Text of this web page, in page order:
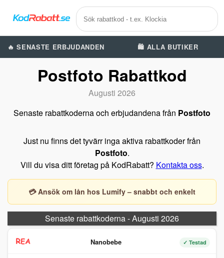
🔥 SENASTE ERBJUDANDEN 🛍️ ALLA BUTIKER
Postfoto Rabattkod
Augusti 2026
Senaste rabattkoderna och erbjudandena från Postfoto
Just nu finns det tyvärr inga aktiva rabattkoder från
Postfoto.
Vill du visa ditt företag på KodRabatt? Kontakta oss.
💳 Ansök om lån hos Lumify – snabbt och enkelt
Senaste rabattkoderna - Augusti 2026
Nanobebe ✓ Testad